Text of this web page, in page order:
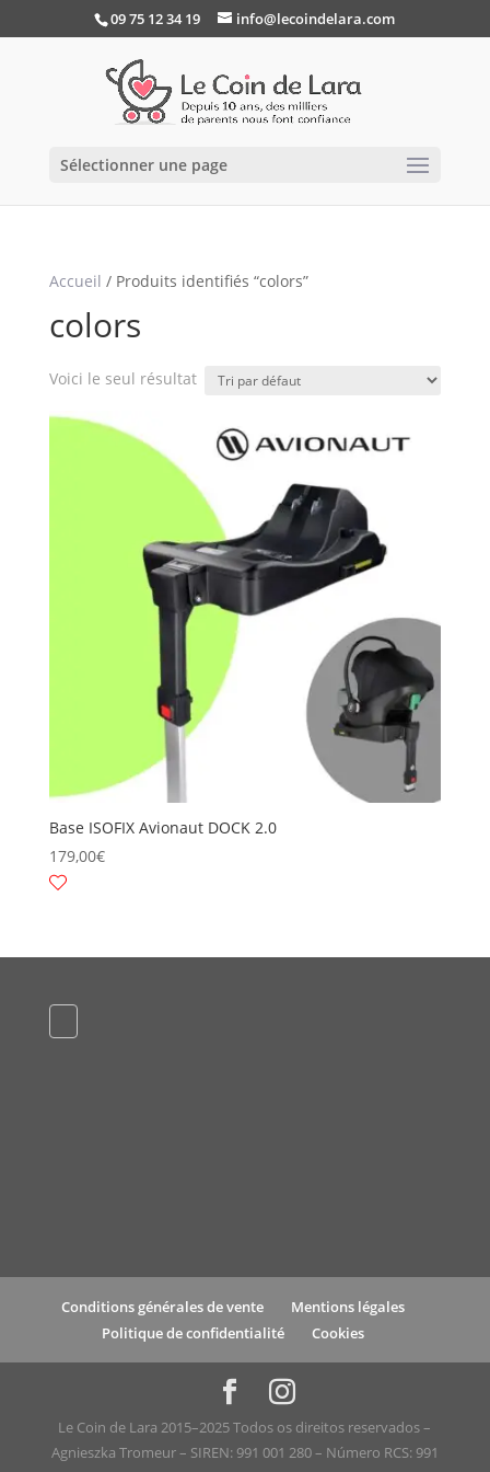
09 75 12 34 19 info@lecoindelara.com
Sélectionner une page
Accueil / Produits identifiés “colors”
colors
Voici le seul résultat
Base ISOFIX Avionaut DOCK 2.0
179,00€
Conditions générales de vente
Mentions légales
Politique de confidentialité
Cookies
Le Coin de Lara 2015–2025 Todos os direitos reservados –
Agnieszka Tromeur – SIREN: 991 001 280 – Número RCS: 991